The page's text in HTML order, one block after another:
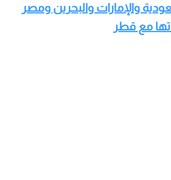
والإمارات والبحرين ومصر
مع قطر